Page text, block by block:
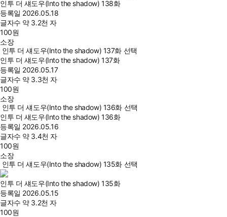
인투 더 섀도우(Into the shadow) 138화
등록일 2026.05.18
글자수 약 3.2천 자
100원
소장
인투 더 섀도우(Into the shadow) 137화 선택
인투 더 섀도우(Into the shadow) 137화
등록일 2026.05.17
글자수 약 3.3천 자
100원
소장
인투 더 섀도우(Into the shadow) 136화 선택
인투 더 섀도우(Into the shadow) 136화
등록일 2026.05.16
글자수 약 3.4천 자
100원
소장
인투 더 섀도우(Into the shadow) 135화 선택
인투 더 섀도우(Into the shadow) 135화
등록일 2026.05.15
글자수 약 3.2천 자
100원